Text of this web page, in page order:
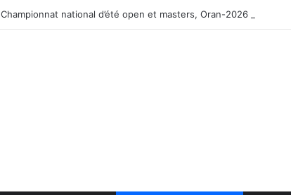
Championnat national d’été open et masters, Oran-2026 — Le CRB